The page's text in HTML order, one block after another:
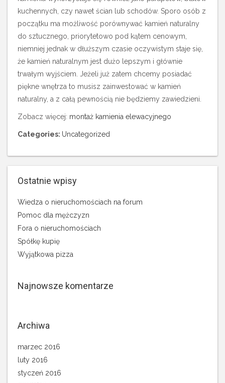
kuchennych, czy nawet ścian lub schodów. Sporo osób z
początku ma możliwość porównywać kamień naturalny
do sztucznego, priorytetowo pod kątem cenowym,
niemniej jednak w dłuższym czasie oczywistym staje się,
że kamień naturalnym jest dużo lepszym i głównie
trwałym wyjściem. Jeżeli już zatem chcemy posiadać
piękne wnętrza to musisz zainwestować w kamień
naturalny, a z całą pewnością nie będziemy zawiedzieni.
Zobacz więcej: montaż kamienia elewacyjnego
Categories: Uncategorized
Ostatnie wpisy
Wiedza o nieruchomościach na forum
Pomoc dla mężczyzn
Fora o nieruchomościach
Spółkę kupię
Wyjątkowa pizza
Najnowsze komentarze
Archiwa
marzec 2016
luty 2016
styczeń 2016